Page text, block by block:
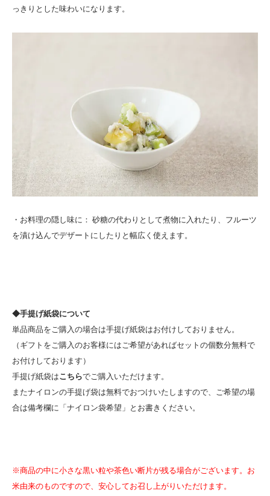
っきりとした味わいになります。
・お料理の隠し味に： 砂糖の代わりとして煮物に入れたり、フルーツ
を漬け込んでデザートにしたりと幅広く使えます。
◆手提げ紙袋について
単品商品をご購入の場合は手提げ紙袋はお付けしておりません。
（ギフトをご購入のお客様にはご希望があればセットの個数分無料で
お付けしております）
手提げ紙袋はこちらでご購入いただけます。
またナイロンの手提げ袋は無料でおつけいたしますので、ご希望の場
合は備考欄に「ナイロン袋希望」とお書きください。
※商品の中に小さな黒い粒や茶色い断片が残る場合がございます。お
米由来のものですので、安心してお召し上がりいただけます。